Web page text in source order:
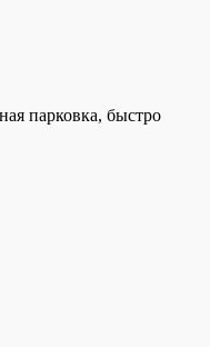
парковка, быстро